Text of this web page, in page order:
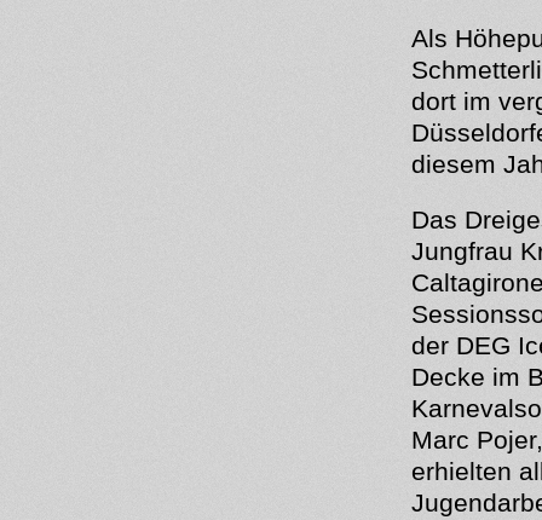
Als
dort im
diesem
Das
Jungfrau
der DEG
Decke im
Marc
erhielten